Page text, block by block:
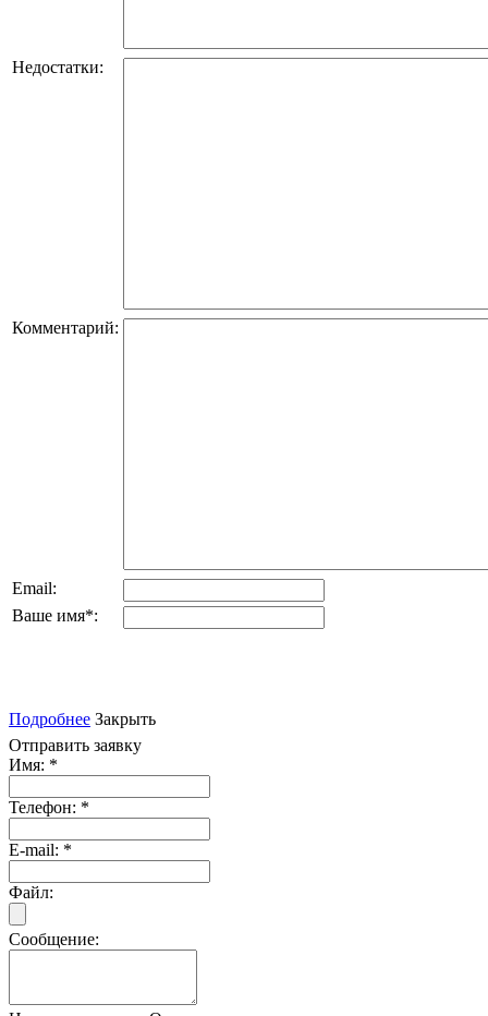
Недостатки:
Комментарий:
Email:
Ваше имя*:
Подробнее Закрыть
Отправить заявку
Имя: *
Телефон: *
E-mail: *
Файл:
Сообщение: